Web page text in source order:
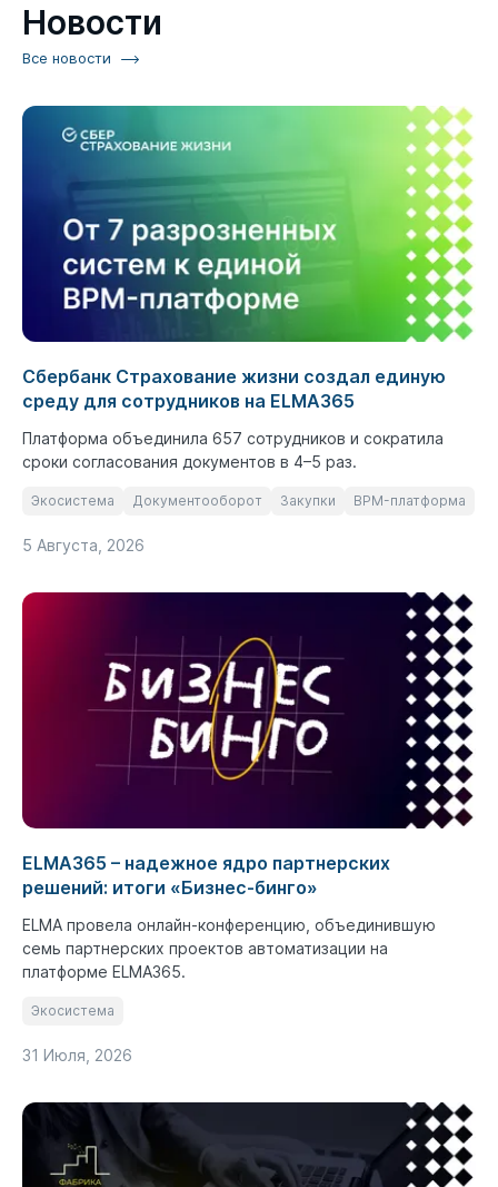
Новости
Все новости
Сбербанк Страхование жизни создал единую
среду для сотрудников на ELMA365
Платформа объединила 657 сотрудников и сократила
сроки согласования документов в 4–5 раз.
Экосистема Документооборот Закупки BPM-платформа
5 Августа, 2026
ELMA365 – надежное ядро партнерских
решений: итоги «Бизнес-бинго»
ELMA провела онлайн-конференцию, объединившую
семь партнерских проектов автоматизации на
платформе ELMA365.
Экосистема
31 Июля, 2026